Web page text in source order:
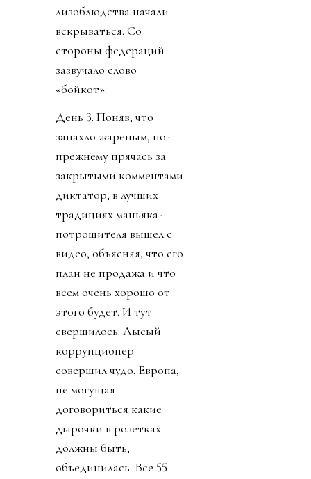
лизоблюдства начали
вскрываться. Со
стороны федераций
зазвучало слово
«бойкот».
День 3. Поняв, что
запахло жареным, по-
прежнему прячась за
закрытыми комментами
диктатор, в лучших
традициях маньяка-
потрошителя вышел с
видео, объясняя, что его
план не продажа и что
всем очень хорошо от
этого будет. И тут
свершилось. Лысый
коррупционер
совершил чудо. Европа,
не могущая
договориться какие
дырочки в розетках
должны быть,
объединилась. Все 55